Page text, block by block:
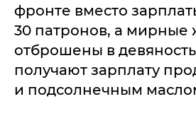
фронте вместо
30 патронов, а мирные
отброшены в
получают зарплату
и подсолнечным